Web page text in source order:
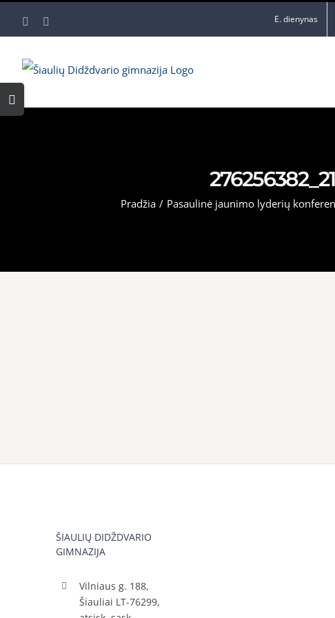
Facebook E. dienynas
Pradžia / Pasaulinė jaunimo lyderių
ŠIAULIŲ DIDŽDVARIO
GIMNAZIJA
Vilniaus g. 188,
Šiauliai LT-76299,
Toggle
Sliding